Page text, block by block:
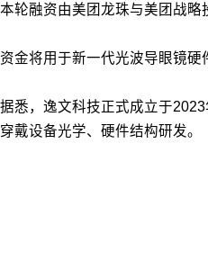
本轮融资由美团龙珠与美团战
资金将用于新一代光波导眼镜
据悉，逸文科技正式成立于
穿戴设备光学、硬件结构研发。